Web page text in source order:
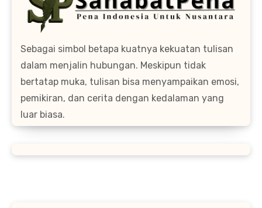
Sebagai simbol betapa kuatnya kekuatan tulisan
dalam menjalin hubungan. Meskipun tidak
bertatap muka, tulisan bisa menyampaikan emosi,
pemikiran, dan cerita dengan kedalaman yang
luar biasa.